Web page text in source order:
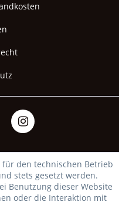
für den technischen Betrieb
stets gesetzt werden.
Benutzung dieser Website
oder die Interaktion mit